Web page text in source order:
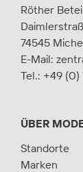
Röther
74545
E-Mail:
Tel.: +49 (0)
ÜBER
Standorte
Marken